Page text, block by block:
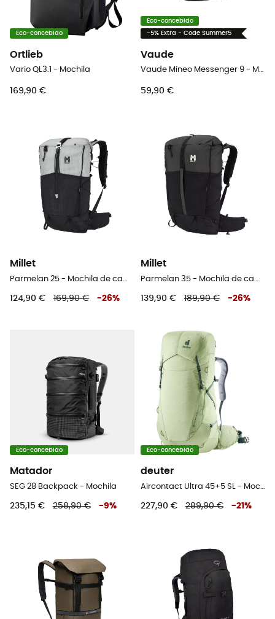
Eco-concebido
Ortlieb
Vario QL3.1 - Mochila
169,90 €
Eco-concebido
-5% Extra - Code Summer5
Vaude
Vaude Mineo Messenger 9 - Mochila
59,90 €
Millet
Parmelan 25 - Mochila de caminhada
124,90 € 169,90 € -26%
Millet
Parmelan 35 - Mochila de caminhada
139,90 € 189,90 € -26%
Eco-concebido
Matador
SEG 28 Backpack - Mochila
235,15 € 258,90 € -9%
Eco-concebido
deuter
Aircontact Ultra 45+5 SL - Mochila de trekking mulher
227,90 € 289,90 € -21 %